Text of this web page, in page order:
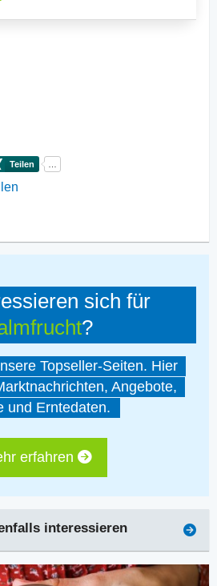
sich für
?
Topseller-Seiten. Hier
Angebote,
und Erntedaten.
erfahren
interessieren